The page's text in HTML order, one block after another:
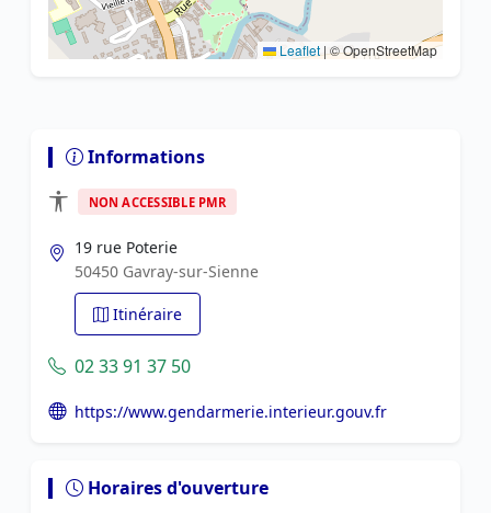
Leaflet |© OpenStreetMap
Informations
NON ACCESSIBLE PMR
19 rue Poterie
50450 Gavray-sur-Sienne
Itinéraire
02 33 91 37 50
https://www.gendarmerie.interieur.gouv.fr
Horaires d'ouverture